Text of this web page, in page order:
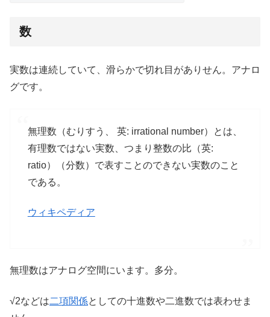
数
実数は連続していて、滑らかで切れ目がありせん。アナロ
グです。
無理数（むりすう、 英: irrational number）とは、
有理数ではない実数、つまり整数の比（英:
ratio）（分数）で表すことのできない実数のこと
である。
ウィキペディア
無理数はアナログ空間にいます。多分。
√2などは二項関係としての十進数や二進数では表わせま